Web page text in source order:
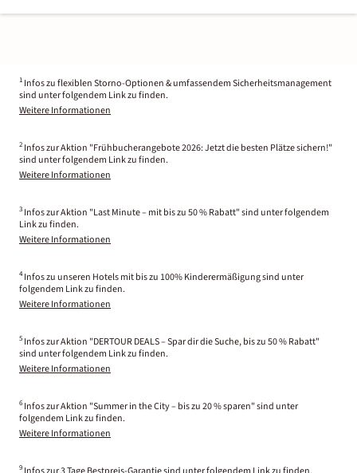
1 Infos zu flexiblen Storno-Optionen & umfassendem Sicherheitsmanagement
sind unter folgendem Link zu finden.
Weitere Informationen
2 Infos zur Aktion "Frühbucherangebote 2026: Jetzt die besten Plätze sichern!"
sind unter folgendem Link zu finden.
Weitere Informationen
3 Infos zur Aktion "Last Minute – mit bis zu 50 % Rabatt" sind unter folgendem
Link zu finden.
Weitere Informationen
4 Infos zu unseren Hotels mit bis zu 100% Kinderermäßigung sind unter
folgendem Link zu finden.
Weitere Informationen
5 Infos zur Aktion "DERTOUR DEALS – Spar dir die Suche, bis zu 50 % Rabatt"
sind unter folgendem Link zu finden.
Weitere Informationen
6 Infos zur Aktion "Summer in the City – bis zu 20 % sparen" sind unter
folgendem Link zu finden.
Weitere Informationen
9